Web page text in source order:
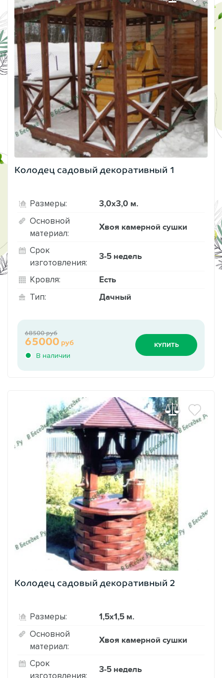
Колодец садовый декоративный 1
Размеры: 3,0х3,0 м.
Основной
материал:
Хвоя камерной сушки
Срок
изготовления:
3-5 недель
Кровля: Есть
Тип: Дачный
В наличии
65000 руб
68500 руб
КУПИТЬ
Колодец садовый декоративный 2
Размеры: 1,5х1,5 м.
Основной
материал:
Хвоя камерной сушки
Срок
изготовления:
3-5 недель